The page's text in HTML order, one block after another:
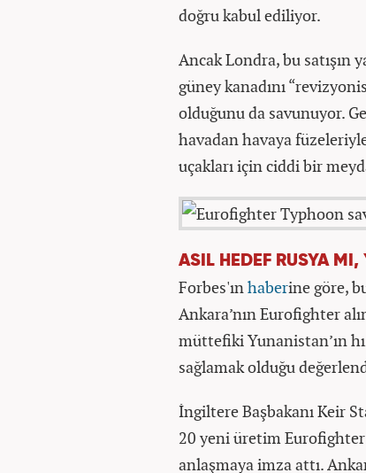
doğru kabul ediliyor.
Ancak Londra, bu satışın
güney kanadını
olduğunu da savunuyor.
havadan havaya
uçakları için ciddi bir
ASIL HEDEF RUSYA
Forbes'ınhaberine göre,
Ankara’nın Eurofighter
müttefiki Yunanistan’ın
sağlamak olduğu
İngiltere Başbakanı Keir
20 yeni üretim
anlaşmaya imza attı.